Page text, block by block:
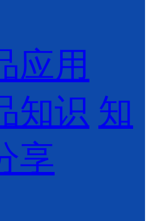
应用
知识 知
享